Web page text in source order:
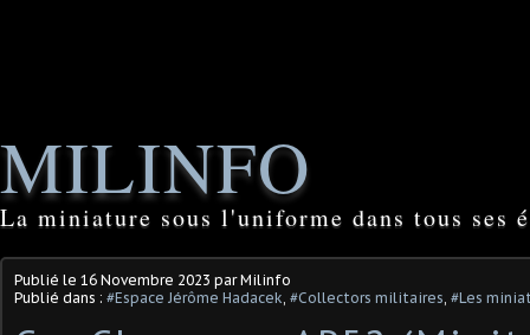
MILINFO
La miniature sous l'uniforme dans tous ses
Publié le 16 Novembre 2023 par Milinfo
Publié dans : #Espace Jérôme Hadacek, #Collectors militaires, #Les